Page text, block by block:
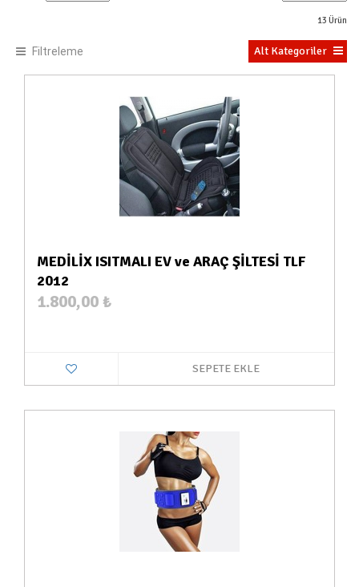
13 Ürün
Filtreleme Alt Kategoriler
MEDİLİX ISITMALI EV ve ARAÇ ŞİLTESİ TLF
2012
1.800,00 ₺
SEPETE EKLE